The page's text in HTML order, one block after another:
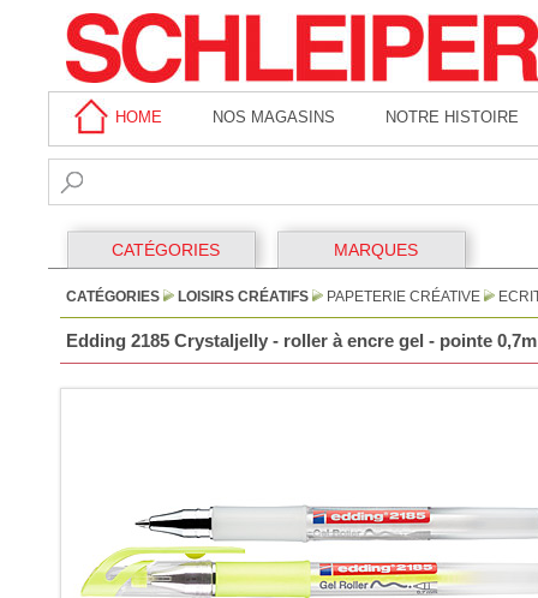
HOME NOS MAGASINS NOTRE HISTOIRE
CATÉGORIES MARQUES
CATÉGORIES LOISIRS CRÉATIFS PAPETERIE CRÉATIVE
Edding 2185 Crystaljelly - roller à encre gel - pointe